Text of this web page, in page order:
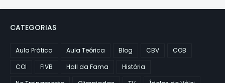
CATEGORIAS
Aula Prática Aula Teórica Blog CBV
COB
COI
FIVB Hall da Fama
História